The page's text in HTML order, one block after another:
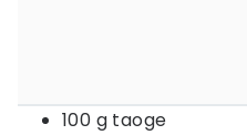
100 g taoge